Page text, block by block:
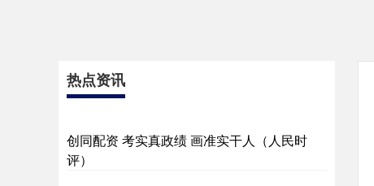
热点资讯
创同配资 考实真政绩 画准实干人（人民时
评）